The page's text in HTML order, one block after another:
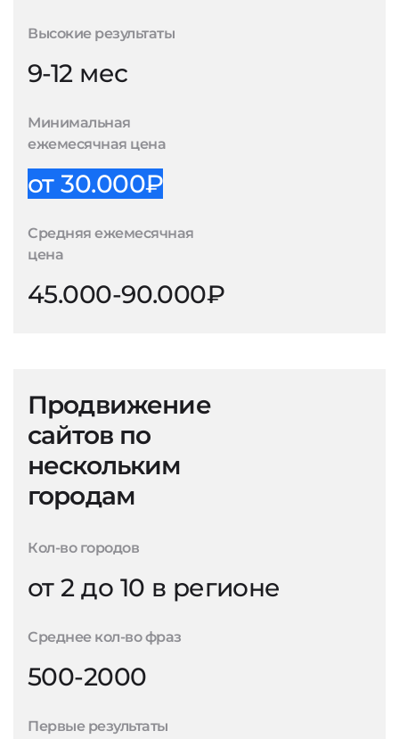
Высокие результаты
9-12 мес
Минимальная
ежемесячная цена
от 30.000₽
Средняя ежемесячная
цена
45.000-90.000₽
Продвижение
сайтов по
нескольким
городам
Кол-во городов
от 2 до 10 в регионе
Среднее кол-во фраз
500-2000
Первые результаты